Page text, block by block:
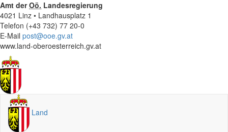
Amt derOö. Landesregierung
4021 Linz • Landhausplatz 1
Telefon (+43 732) 77 20-0
E-Mail post@ooe.gv.at
www.land-oberoesterreich.gv.at
Land